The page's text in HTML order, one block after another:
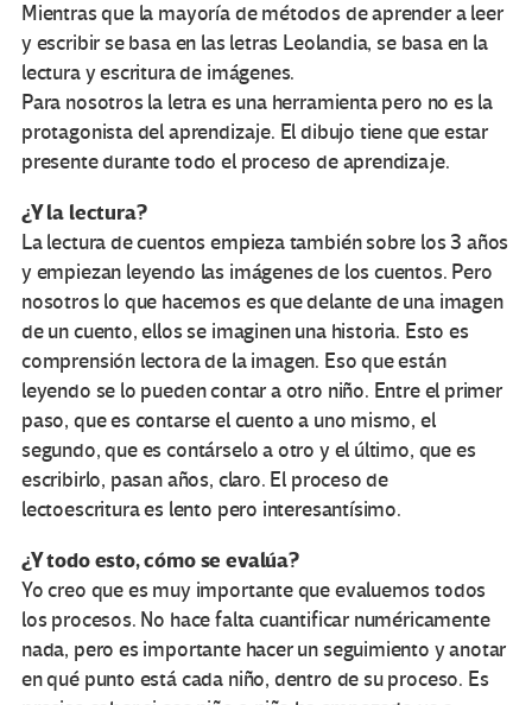
Mientras que la mayoría de métodos de aprender a leer
y escribir se basa en las letras Leolandia, se basa en la
lectura y escritura de imágenes.
Para nosotros la letra es una herramienta pero no es la
protagonista del aprendizaje. El dibujo tiene que estar
presente durante todo el proceso de aprendizaje.
¿Y la lectura?
La lectura de cuentos empieza también sobre los 3 años
y empiezan leyendo las imágenes de los cuentos. Pero
nosotros lo que hacemos es que delante de una imagen
de un cuento, ellos se imaginen una historia. Esto es
comprensión lectora de la imagen. Eso que están
leyendo se lo pueden contar a otro niño. Entre el primer
paso, que es contarse el cuento a uno mismo, el
segundo, que es contárselo a otro y el último, que es
escribirlo, pasan años, claro. El proceso de
lectoescritura es lento pero interesantísimo.
¿Y todo esto, cómo se evalúa?
Yo creo que es muy importante que evaluemos todos
los procesos. No hace falta cuantificar numéricamente
nada, pero es importante hacer un seguimiento y anotar
en qué punto está cada niño, dentro de su proceso. Es